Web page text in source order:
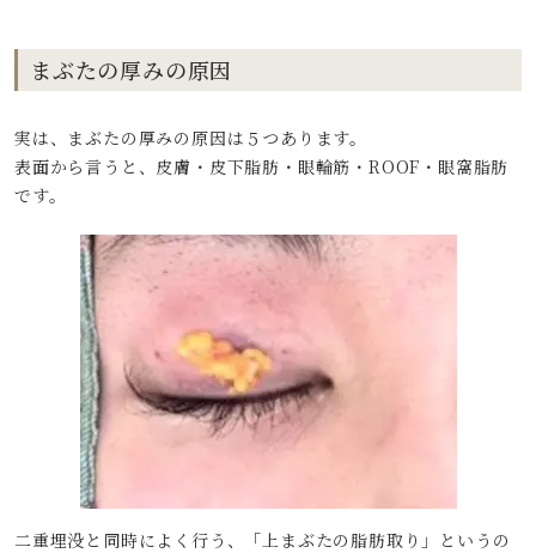
まぶたの厚みの原因
実は、まぶたの厚みの原因は５つあります。
表面から言うと、皮膚・皮下脂肪・眼輪筋・ROOF・眼窩脂肪
です。
二重埋没と同時によく行う、「上まぶたの脂肪取り」というの